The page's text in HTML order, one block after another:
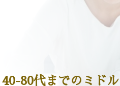
40-80代までのミド